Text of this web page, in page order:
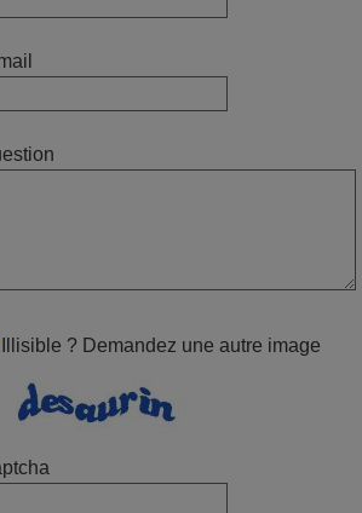
juin 2021
merci a tous
Illisible ? Demandez une autre image